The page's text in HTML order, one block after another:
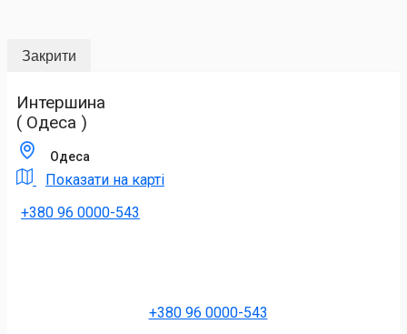
Закрити
Интершина
( Одеса )
Одеса
Показати на карті
+380 96 0000-543
+380 96 0000-543